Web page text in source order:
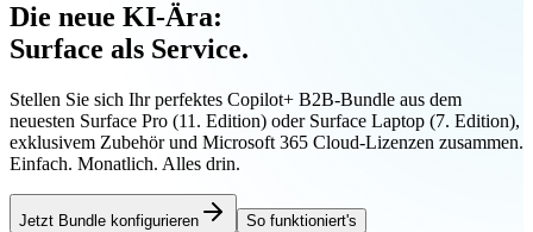
Die neue KI-Ära:
Surface als Service.
Stellen Sie sich Ihr perfektes Copilot+ B2B-Bundle aus dem
neuesten Surface Pro (11. Edition) oder Surface Laptop (7. Edition),
exklusivem Zubehör und Microsoft 365 Cloud-Lizenzen zusammen.
Einfach. Monatlich. Alles drin.
Jetzt Bundle konfigurieren So funktioniert's